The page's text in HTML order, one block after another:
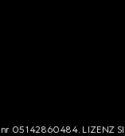
05142860484. LIZENZ